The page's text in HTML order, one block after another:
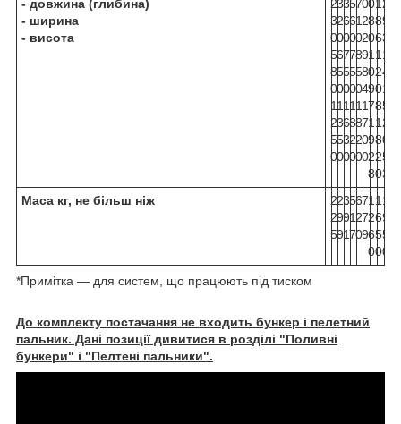
- довжина (глибина)
- ширина
- висота
2
3
0
5
8
0
1
2
5
0
3
2
0
6
5
0
1
3
5
0
3
6
0
7
5
0
1
6
3
0
5
6
0
7
5
0
1
8
2
0
7
1
0
8
5
0
1
8
2
0
0
2
2
9
8
4
1
7
0
0
0
8
0
1
0
9
7
1
9
2
8
1
8
6
1
2
0
8
1
8
2
0
2
9
3
1
4
1
5
2
0
5
3
Маса кг, не більш ніж
2
2
5
2
9
9
3
9
1
5
1
7
6
2
0
7
7
9
1
2
6
0
1
6
5
0
1
9
5
0
*Примітка — для систем, що працюють під тиском
До комплекту постачання не входить бункер і пелетний
пальник. Дані позиції дивитися в розділі "Поливні
бункери" і "Пелтені пальники".